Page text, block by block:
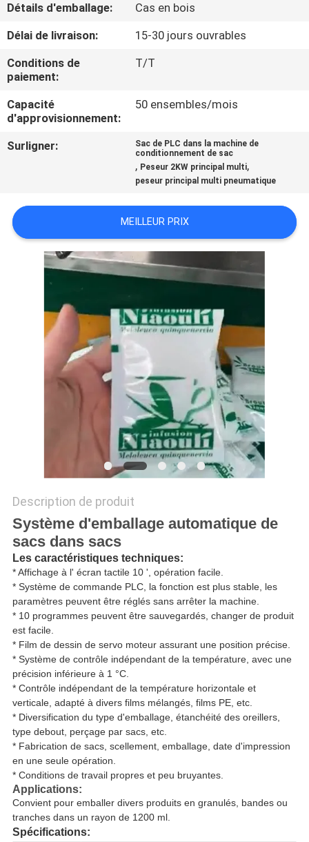
QUALITÉ
CONTACTEZ-
NOUS
NOUVELLES
DEMANDEZ
UN DEVIS
SITEMAP
POLITIQUE
CONFIDENTIALITÉ
Détails d'emballage:
Cas en bois
Délai de livraison:
15-30 jours ouvrables
Conditions de
paiement:
T/T
Capacité
d'approvisionnement:
50 ensembles/mois
Surligner:
Sac de PLC dans la machine de
conditionnement de sac
, Peseur 2KW principal multi,
peseur principal multi pneumatique
MEILLEUR PRIX
Description de produit
Système d'emballage automatique de
sacs dans sacs
Les caractéristiques techniques:
* Affichage à l' écran tactile 10 ', opération facile.
* Système de commande PLC, la fonction est plus stable, les
paramètres peuvent être réglés sans arrêter la machine.
* 10 programmes peuvent être sauvegardés, changer de produit
est facile.
* Film de dessin de servo moteur assurant une position précise.
* Système de contrôle indépendant de la température, avec une
précision inférieure à 1 °C.
* Contrôle indépendant de la température horizontale et
verticale, adapté à divers films mélangés, films PE, etc.
* Diversification du type d'emballage, étanchéité des oreillers,
type debout, perçage par sacs, etc.
* Fabrication de sacs, scellement, emballage, date d'impression
en une seule opération.
* Conditions de travail propres et peu bruyantes.
Applications:
Convient pour emballer divers produits en granulés, bandes ou
tranches dans un rayon de 1200 ml.
Spécifications: